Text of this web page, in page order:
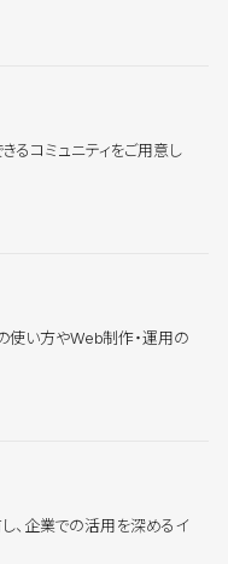
コミュニティをご用意し
使い方やWeb制作・運用の
、企業での活用を深めるイ